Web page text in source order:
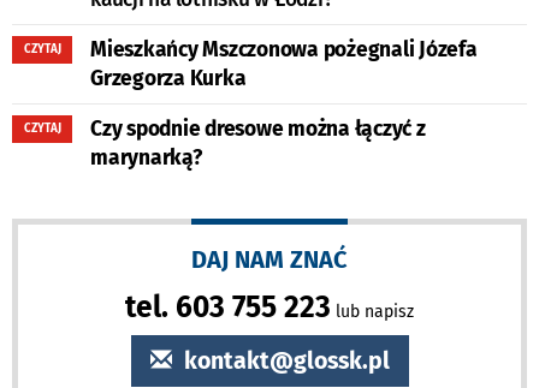
CZYTAJ
Mieszkańcy Mszczonowa pożegnali Józefa
Grzegorza Kurka
CZYTAJ
Czy spodnie dresowe można łączyć z
marynarką?
DAJ NAM ZNAĆ
tel. 603 755 223 lub napisz
kontakt@glossk.pl